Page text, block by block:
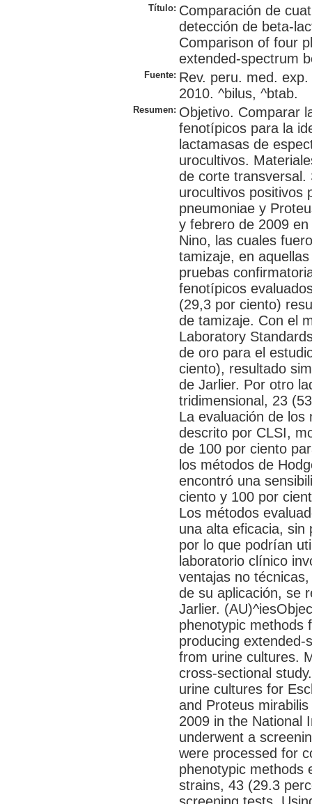
Título: Comparación de
detección de beta-
Comparison of four
extended-spectrum
Fuente: Rev. peru. med.
2010. ^bilus, ^btab.
Resumen: Objetivo. Comparar
fenotípicos para la
lactamasas de
urocultivos.
de corte transversal.
urocultivos positivos
pneumoniae y
y febrero de 2009
Nino, las cuales
tamizaje, en
pruebas
fenotípicos
(29,3 por ciento)
de tamizaje. Con el
Laboratory
de oro para el
ciento), resultado
de Jarlier. Por otro
tridimensional, 23
La evaluación de
descrito por CLSI,
de 100 por ciento
los métodos de
encontró una
ciento y 100 por
Los métodos
una alta eficacia, sin
por lo que podrían
laboratorio clínico
ventajas no
de su aplicación, se
Jarlier.
phenotypic methods
producing extended-
from urine cultures.
cross-sectional
urine cultures for
and Proteus
2009 in the National
underwent a
were processed for
phenotypic methods
strains, 43 (29.3